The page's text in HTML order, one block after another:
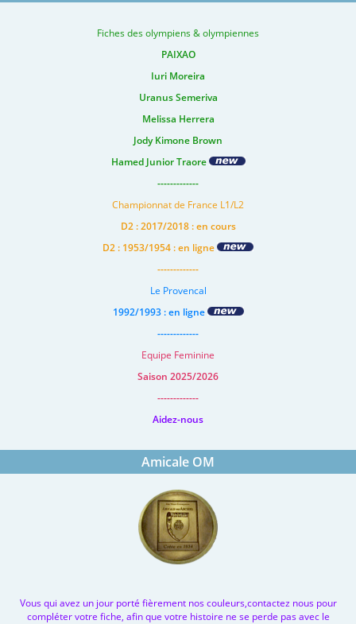
Fiches des olympiens & olympiennes
PAIXAO
Iuri Moreira
Uranus Semeriva
Melissa Herrera
Jody Kimone Brown
Hamed Junior Traore
-------------
Championnat de France L1/L2
D2 : 2017/2018 : en cours
D2 : 1953/1954 : en ligne
-------------
Le Provencal
1992/1993 : en ligne
-------------
Equipe Feminine
Saison 2025/2026
-------------
Aidez-nous
Amicale OM
Vous qui avez un jour porté fièrement nos couleurs,contactez nous pour
compléter votre fiche, afin que votre histoire ne se perde pas avec le